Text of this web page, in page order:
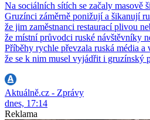
Na sociálních sítích se začaly masově
Gruzínci záměrně ponižují a šikanují
že jim zaměstnanci restaurací plivou
že místní průvodci ruské návštěvníky
Příběhy rychle převzala ruská média
že se k nim musel vyjádřit i gruzínský
Aktuálně.cz - Zprávy
dnes, 17:14
Reklama